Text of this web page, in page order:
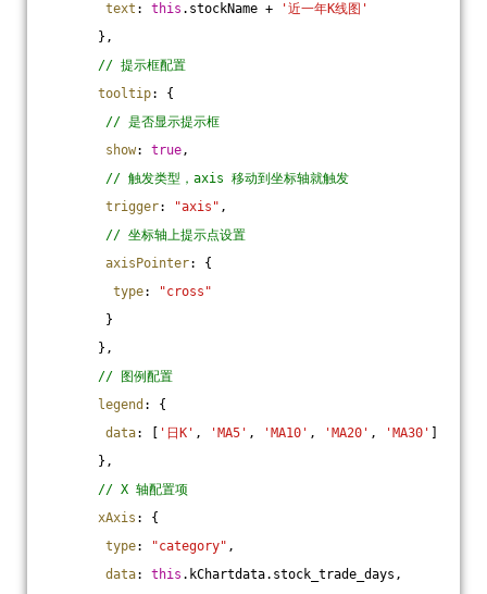
text : this .stockName +
'近一年K线图'
},
// 提示框配置
tooltip: {
// 是否显示提示框
show: true,
// 触发类型，axis 移动到坐标轴就触发
trigger: "axis" ,
// 坐标轴上提示点设置
axisPointer: {
type:
"cross"
}
},
// 图例配置
legend : {
data: [ '日K' , 'MA5' , 'MA10' , 'MA20' , 'MA30'
},
// X 轴配置项
xAxis : {
type: "category" ,
data: this .kChartdata.stock_trade_days,